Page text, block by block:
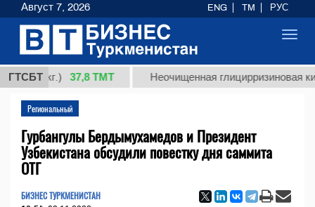
ГТСБТ
(кг.) 37,8 ТМТ Неочищенная глицирризиновая кислота
Региональный
Гурбангулы Бердымухамедов и Президент
Узбекистана обсудили повестку дня саммита
ОТГ
БИЗНЕС ТУРКМЕНИСТАН
Август 7, 2026 ENG TM РУС